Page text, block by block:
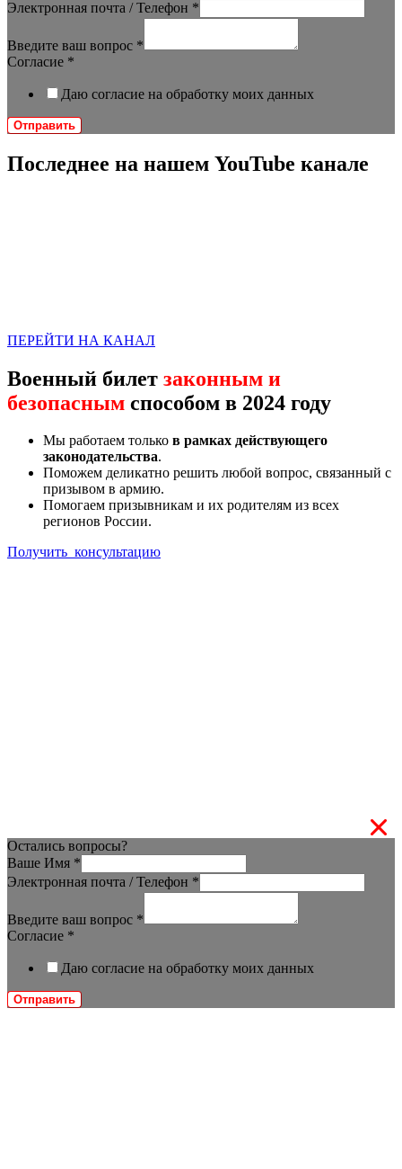
Электронная почта / Телефон *
Введите ваш вопрос *
Согласие *
Даю согласие на обработку моих данных
Отправить
Последнее на нашем YouTube канале
ПЕРЕЙТИ НА КАНАЛ
Военный билет законным и
безопасным способом в 2024 году
Мы работаем только в рамках действующего
законодательства.
Поможем деликатно решить любой вопрос, связанный с
призывом в армию.
Помогаем призывникам и их родителям из всех
регионов России.
Получить консультацию
Остались вопросы?
Ваше Имя *
Электронная почта / Телефон *
Введите ваш вопрос *
Согласие *
Даю согласие на обработку моих данных
Отправить